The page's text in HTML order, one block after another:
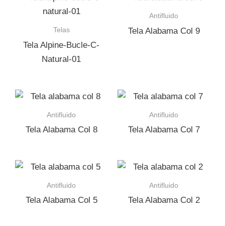
Telas
Tela Alpine-Bucle-C-
Natural-01
Antifluido
Tela Alabama Col 9
Antifluido
Tela Alabama Col 8
Antifluido
Tela Alabama Col 7
Antifluido
Tela Alabama Col 5
Antifluido
Tela Alabama Col 2